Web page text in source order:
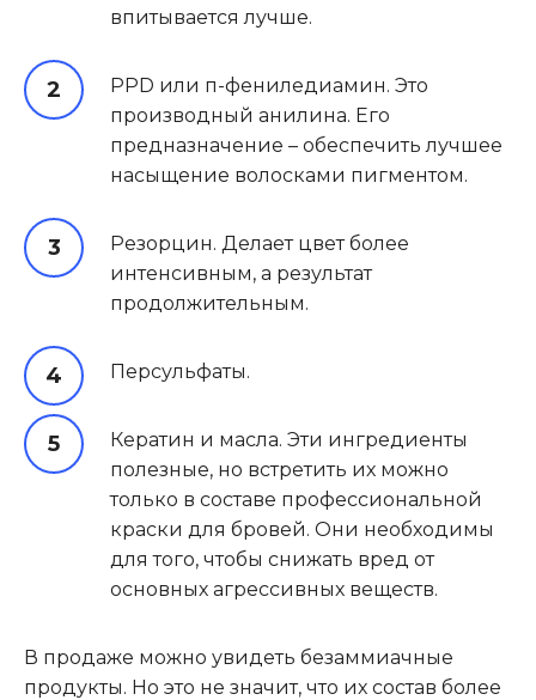
впитывается лучше.
PPD или п-фениледиамин. Это
производный анилина. Его
предназначение – обеспечить лучшее
насыщение волосками пигментом.
Резорцин. Делает цвет более
интенсивным, а результат
продолжительным.
Персульфаты.
Кератин и масла. Эти ингредиенты
полезные, но встретить их можно
только в составе профессиональной
краски для бровей. Они необходимы
для того, чтобы снижать вред от
основных агрессивных веществ.
В продаже можно увидеть безаммиачные
продукты. Но это не значит, что их состав более